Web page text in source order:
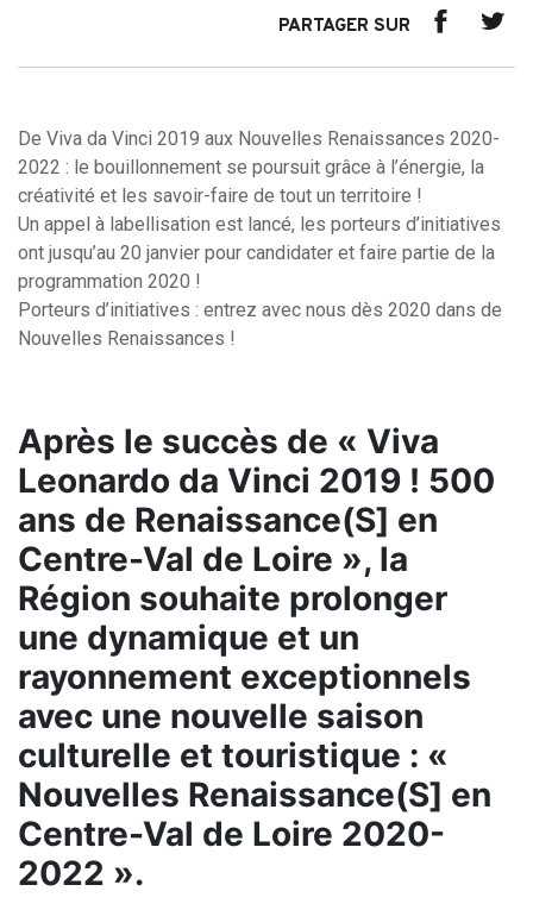
PARTAGER SUR
De Viva da Vinci 2019 aux Nouvelles Renaissances 2020-
2022 : le bouillonnement se poursuit grâce à l’énergie, la
créativité et les savoir-faire de tout un territoire !
Un appel à labellisation est lancé, les porteurs d’initiatives
ont jusqu’au 20 janvier pour candidater et faire partie de la
programmation 2020 !
Porteurs d’initiatives : entrez avec nous dès 2020 dans de
Nouvelles Renaissances !
Après le succès de « Viva
Leonardo da Vinci 2019 ! 500
ans de Renaissance(S] en
Centre-Val de Loire », la
Région souhaite prolonger
une dynamique et un
rayonnement exceptionnels
avec une nouvelle saison
culturelle et touristique : «
Nouvelles Renaissance(S] en
Centre-Val de Loire 2020-
2022 ».